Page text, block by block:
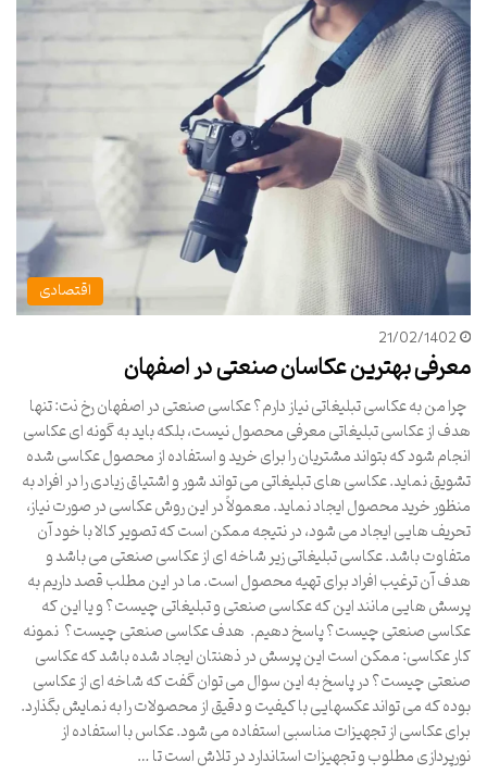
اقتصادی
21/02/1402
معرفی بهترین عکاسان صنعتی در اصفهان
چرا من به عکاسی تبلیغاتی نیاز دارم؟ عکاسی صنعتی در اصفهان رخ نت: تنها
هدف از عکاسی تبلیغاتی معرفی محصول نیست، بلکه باید به گونه‌ ای عکاسی
انجام شود که بتواند مشتریان را برای خرید و استفاده از محصول عکاسی شده
تشویق نماید. عکاسی های تبلیغاتی می تواند شور و اشتیاق زیادی را در افراد به
منظور خرید محصول ایجاد نماید. معمولاً در این روش عکاسی در صورت نیاز،
تحریف هایی ایجاد می شود، در نتیجه ممکن است که تصویر کالا با خود آن
متفاوت باشد. عکاسی تبلیغاتی زیر شاخه ای از عکاسی صنعتی می باشد و
هدف آن ترغیب افراد برای تهیه محصول است. ما در این مطلب قصد داریم به
پرسش هایی مانند این که عکاسی صنعتی و تبلیغاتی چیست؟ و یا این که
عکاسی صنعتی چیست؟ پاسخ دهیم. هدف عکاسی صنعتی چیست؟ نمونه
کار عکاسی: ممکن است این پرسش در ذهنتان ایجاد شده باشد که عکاسی
صنعتی چیست؟ در پاسخ به این سوال می توان گفت که شاخه ای از عکاسی
بوده که می‌ تواند عکسهایی با کیفیت و دقیق از محصولات را به نمایش بگذارد.
برای عکاسی از تجهیزات مناسبی استفاده می شود. عکاس با استفاده از
نورپردازی مطلوب و تجهیزات استاندارد در تلاش است تا …